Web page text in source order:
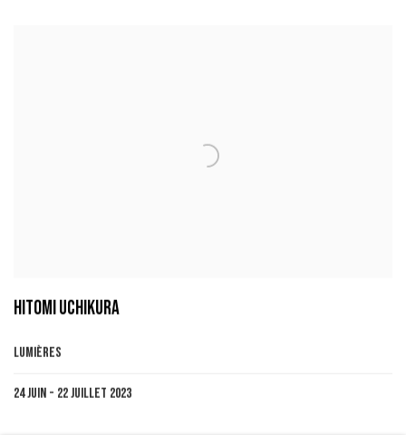
HITOMI UCHIKURA
LUMIÈRES
24 JUIN - 22 JUILLET 2023